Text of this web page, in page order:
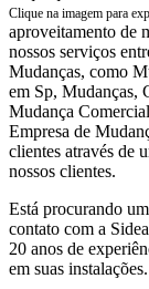
Clique na imagem para
aproveitamento de
nossos serviços
Mudanças, como
em Sp, Mudanças,
Mudança
Empresa de
clientes através de
nossos clientes.
Está procurando
contato com a
20 anos de
em suas instalações.